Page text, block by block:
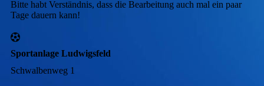
Bitte habt Verständnis, dass die Bearbeitung auch mal ein paar
Tage dauern kann!
Sportanlage Ludwigsfeld
Schwalbenweg 1